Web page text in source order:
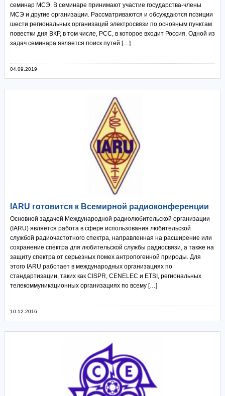
семинар МСЭ. В семинаре принимают участие государства-члены
МСЭ и другие организации. Рассматриваются и обсуждаются позиции
шести региональных организаций электросвязи по основным пунктам
повестки дня ВКР, в том числе, РСС, в которое входит Россия. Одной из
задач семинара является поиск путей […]
04.09.2019
IARU готовится к Всемирной радиоконференции
Основной задачей Международной радиолюбительской организации
(IARU) является работа в сфере использования любительской
службой радиочастотного спектра, направленная на расширение или
сохранение спектра для любительской службы радиосвязи, а также на
защиту спектра от серьезных помех антропогенной природы. Для
этого IARU работает в международных организациях по
стандартизации, таких как CISPR, CENELEC и ETSI, региональных
телекоммуникационных организациях по всему […]
10.12.2016